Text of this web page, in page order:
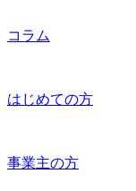
コラム
はじめての方
事業主の方